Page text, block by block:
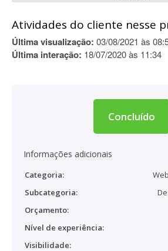
Atividades do cliente nesse
Última visualização: 03/08/2021 às
Última interação: 18/07/2020 às 11:34
Concluído
Informações adicionais
Categoria:
Subcategoria:
Orçamento:
Nível de experiência:
Visibilidade: